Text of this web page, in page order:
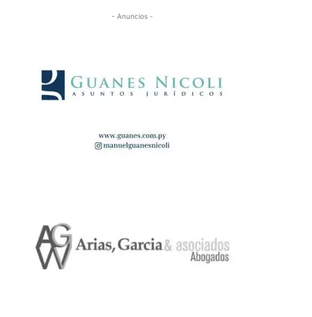
- Anuncios -